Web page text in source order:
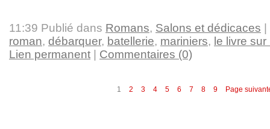
11:39 Publié dans Romans, Salons et dédicaces |
roman, débarquer, batellerie, mariniers, le livre sur
Lien permanent | Commentaires (0)
1 2 3 4 5 6 7 8 9 Page